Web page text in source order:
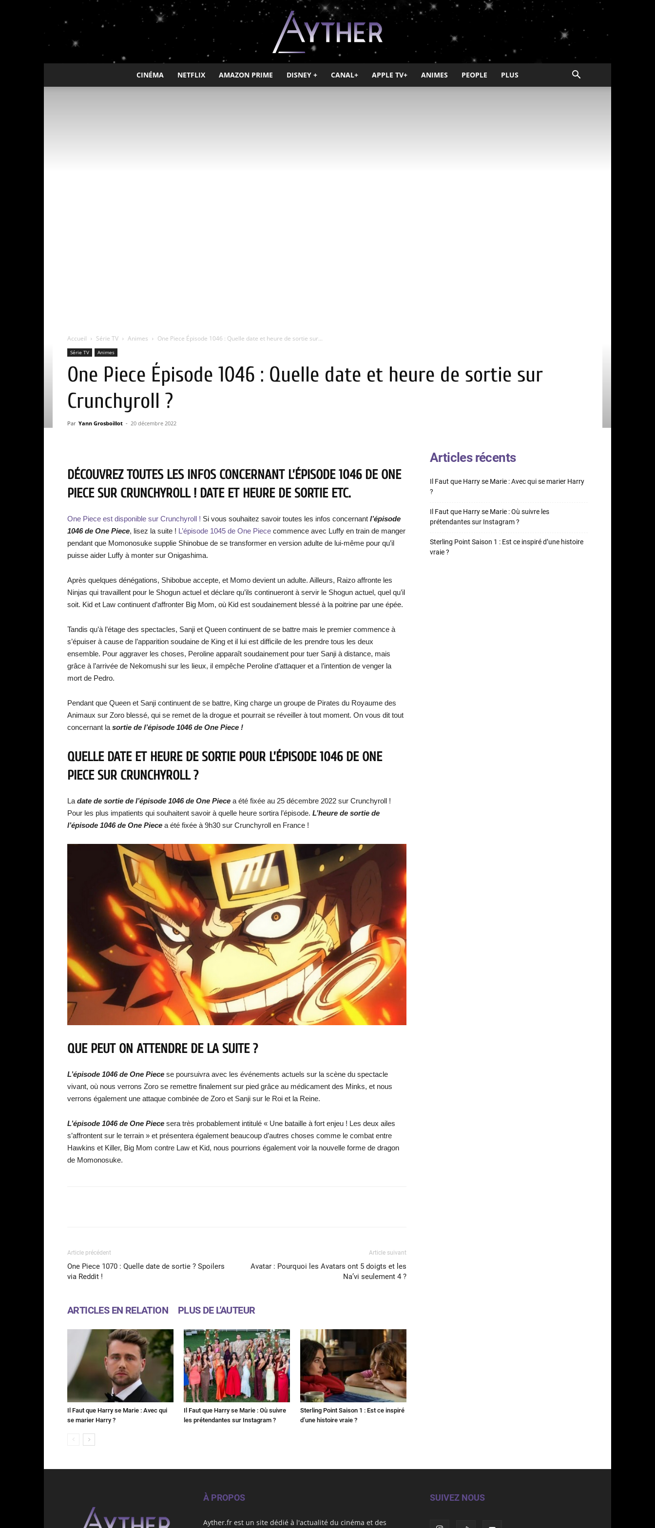
Ayther
CINÉMA NETFLIX AMAZON PRIME DISNEY + CANAL+ APPLE TV+ ANIMES PEOPLE PLUS
Accueil Série TV Animes One Piece Épisode 1046 : Quelle date et heure de sortie sur...
Série TV Animes
One Piece Épisode 1046 : Quelle date et heure de sortie sur
Crunchyroll ?
Par Yann Grosboillot - 20 décembre 2022
DÉCOUVREZ TOUTES LES INFOS CONCERNANT L’ÉPISODE 1046 DE ONE
PIECE SUR CRUNCHYROLL ! DATE ET HEURE DE SORTIE ETC.
One Piece est disponible sur Crunchyroll ! Si vous souhaitez savoir toutes les infos concernant l’épisode
1046 de One Piece, lisez la suite ! L’épisode 1045 de One Piece commence avec Luffy en train de manger
pendant que Momonosuke supplie Shinobue de se transformer en version adulte de lui-même pour qu’il
puisse aider Luffy à monter sur Onigashima.
Après quelques dénégations, Shibobue accepte, et Momo devient un adulte. Ailleurs, Raizo affronte les
Ninjas qui travaillent pour le Shogun actuel et déclare qu’ils continueront à servir le Shogun actuel, quel qu’il
soit. Kid et Law continuent d’affronter Big Mom, où Kid est soudainement blessé à la poitrine par une épée.
Tandis qu’à l’étage des spectacles, Sanji et Queen continuent de se battre mais le premier commence à
s’épuiser à cause de l’apparition soudaine de King et il lui est difficile de les prendre tous les deux
ensemble. Pour aggraver les choses, Peroline apparaît soudainement pour tuer Sanji à distance, mais
grâce à l’arrivée de Nekomushi sur les lieux, il empêche Peroline d’attaquer et a l’intention de venger la
mort de Pedro.
Pendant que Queen et Sanji continuent de se battre, King charge un groupe de Pirates du Royaume des
Animaux sur Zoro blessé, qui se remet de la drogue et pourrait se réveiller à tout moment. On vous dit tout
concernant la sortie de l’épisode 1046 de One Piece !
QUELLE DATE ET HEURE DE SORTIE POUR L’ÉPISODE 1046 DE ONE
PIECE SUR CRUNCHYROLL ?
La date de sortie de l’épisode 1046 de One Piece a été fixée au 25 décembre 2022 sur Crunchyroll !
Pour les plus impatients qui souhaitent savoir à quelle heure sortira l’épisode. L’heure de sortie de
l’épisode 1046 de One Piece a été fixée à 9h30 sur Crunchyroll en France !
QUE PEUT ON ATTENDRE DE LA SUITE ?
L’épisode 1046 de One Piece se poursuivra avec les événements actuels sur la scène du spectacle
vivant, où nous verrons Zoro se remettre finalement sur pied grâce au médicament des Minks, et nous
verrons également une attaque combinée de Zoro et Sanji sur le Roi et la Reine.
L’épisode 1046 de One Piece sera très probablement intitulé « Une bataille à fort enjeu ! Les deux ailes
s’affrontent sur le terrain » et présentera également beaucoup d’autres choses comme le combat entre
Hawkins et Killer, Big Mom contre Law et Kid, nous pourrions également voir la nouvelle forme de dragon
de Momonosuke.
Article précédent
One Piece 1070 : Quelle date de sortie ? Spoilers
via Reddit !
Article suivant
Avatar : Pourquoi les Avatars ont 5 doigts et les
Na’vi seulement 4 ?
ARTICLES EN RELATION PLUS DE L'AUTEUR
Il Faut que Harry se Marie : Avec qui
se marier Harry ?
Il Faut que Harry se Marie : Où suivre
les prétendantes sur Instagram ?
Sterling Point Saison 1 : Est ce inspiré
d’une histoire vraie ?
Articles récents
Il Faut que Harry se Marie : Avec qui se marier Harry
?
Il Faut que Harry se Marie : Où suivre les
prétendantes sur Instagram ?
Sterling Point Saison 1 : Est ce inspiré d’une histoire
vraie ?
À PROPOS
Ayther.fr est un site dédié à l'actualité du cinéma et des
SUIVEZ NOUS